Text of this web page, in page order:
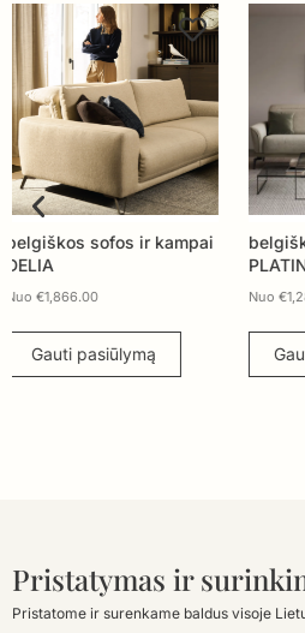
belgiškos sofos ir kampai
PLATINO
Nuo €1,287.00
Gauti pasiūlymą
Nuo €
Pristatymas ir
Pristatome ir surenkame baldus visoje